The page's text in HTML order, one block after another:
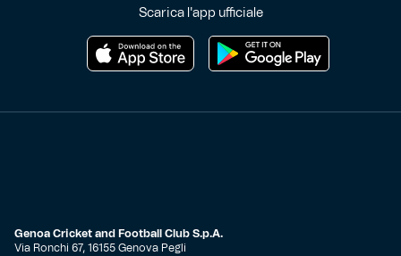
Scarica l'app ufficiale
Genoa Cricket and Football Club S.p.A.
Via Ronchi 67, 16155 Genova Pegli